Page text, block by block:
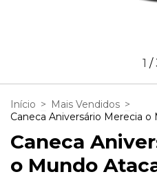
1 /
Início > Mais Vendidos >
Caneca Aniversário Merecia
Caneca
o Mundo